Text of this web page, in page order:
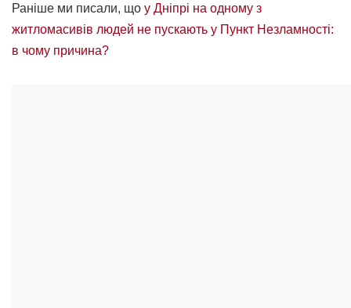
Раніше ми писали, що у Дніпрі на одному з
житломасивів людей не пускають у Пункт Незламності:
в чому причина?